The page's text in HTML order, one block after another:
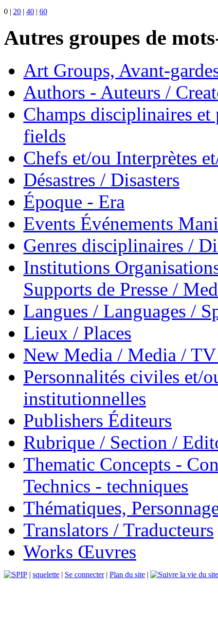
0 | 20 | 40 | 60
Autres groupes de
Art Groups, Avant-
Authors - Auteurs /
Champs disciplinaires
fields
Chefs et/ou Interprètes
Désastres / Disasters
Époque - Era
Events Événements
Genres disciplinaires /
Institutions
Supports de Presse /
Langues / Languages /
Lieux / Places
New Media / Media /
Personnalités civiles et/
institutionnelles
Publishers Éditeurs
Rubrique / Section /
Thematic Concepts -
Technics - techniques
Thématiques,
Translators / Traducteurs
Works Œuvres
| squelette | Se connecter| Plan du site |